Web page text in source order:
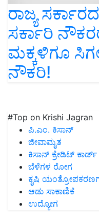
ರಾಜ್ಯ
ಸರ್ಕಾರಿ
ಮಕ್ಕಳಿಗೂ
ನೌಕರಿ!
#Top on Krishi Jagran
ಪಿ.ಎಂ. ಕಿಸಾನ್
ಜೀವಾಮೃತ
ಕಿಸಾನ್ ಕ್ರೇಡಿಟ್ ಕಾರ್ಡ್
ಬೆಳೆಗಳ ರೋಗ
ಕೃಷಿ
ಆಡು ಸಾಕಾಣಿಕೆ
ಉದ್ಯೋಗ